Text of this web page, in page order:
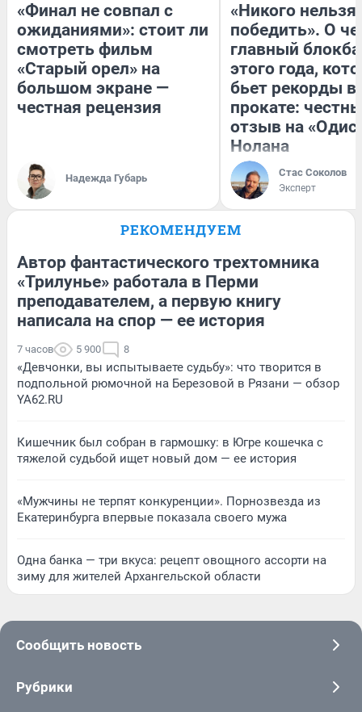
«Финал не совпал с
ожиданиями»: стоит ли
смотреть фильм
«Старый орел» на
большом экране —
честная рецензия
Надежда Губарь
«Никого нельзя
победить». О
главный
этого года,
бьет рекорды в
прокате:
отзыв на
Нолана
Стас Соколов
Эксперт
РЕКОМЕНДУЕМ
Автор фантастического трехтомника
«Трилунье» работала в Перми
преподавателем, а первую книгу
написала на спор — ее история
7 часов 5 900 8
«Девчонки, вы испытываете судьбу»: что творится в
подпольной рюмочной на Березовой в Рязани — обзор
YA62.RU
Кишечник был собран в гармошку: в Югре кошечка с
тяжелой судьбой ищет новый дом — ее история
«Мужчины не терпят конкуренции». Порнозвезда из
Екатеринбурга впервые показала своего мужа
Одна банка — три вкуса: рецепт овощного ассорти на
зиму для жителей Архангельской области
Сообщить новость
Рубрики